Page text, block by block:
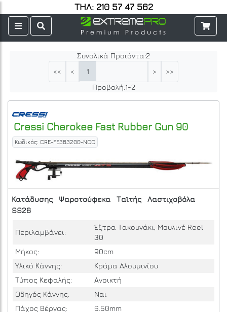
ΤΗΛ: 210 57 47 562
Συνολικά Προιόντα:2
<<
< 1 >
>>
Προβολή:1-2
Cressi Cherokee Fast Rubber Gun 90
Κωδικός: CRE-FE363200-NCC
Κατάδυσης Ψαροτούφεκα Ταϊτής
Λαστιχοβόλα
SS26
Περιλαμβάνει:
Έξτρα Τακουνάκι, Μουλινέ Reel
30
Μήκος:
90cm
Υλικό Κάννης:
Κράμα Αλουμινίου
Τύπος Κεφαλής:
Ανοικτή
Οδηγός Κάννης:
Ναι
Πάχος Βέργας:
6.50mm